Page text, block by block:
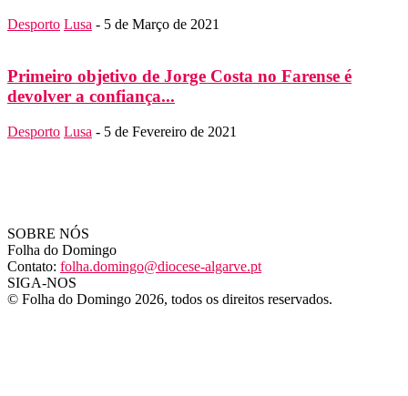
Desporto Lusa - 5 de Março de 2021
Primeiro objetivo de Jorge Costa no Farense é
devolver a confiança...
Desporto Lusa - 5 de Fevereiro de 2021
SOBRE NÓS
Folha do Domingo
Contato: folha.domingo@diocese-algarve.pt
SIGA-NOS
© Folha do Domingo 2026, todos os direitos reservados.